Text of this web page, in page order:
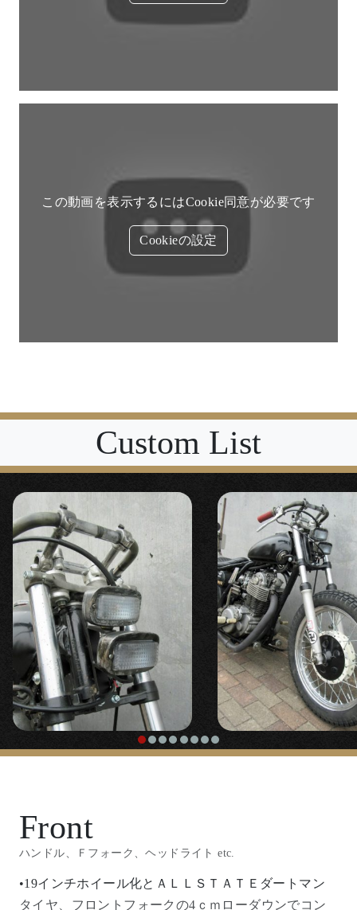
この動画を表示するにはCookie同意が必要です
Cookieの設定
Custom List
Front
ハンドル、Ｆフォーク、ヘッドライト etc.
•19インチホイール化とＡＬＬＳＴＡＴＥダートマン
タイヤ、フロントフォークの4ｃｍローダウンでコン